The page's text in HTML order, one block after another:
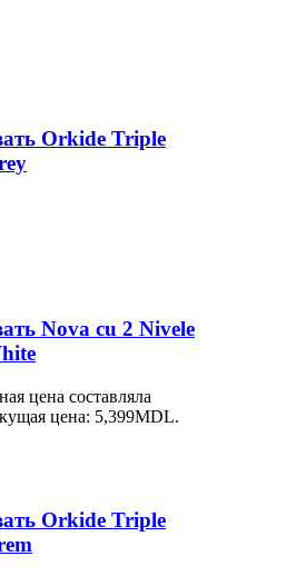
Orkide Triple
Nova cu 2 Nivele
цена составляла
цена: 5,399MDL.
Orkide Triple